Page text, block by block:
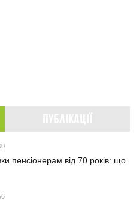
пенсіонерам від 70 років: що